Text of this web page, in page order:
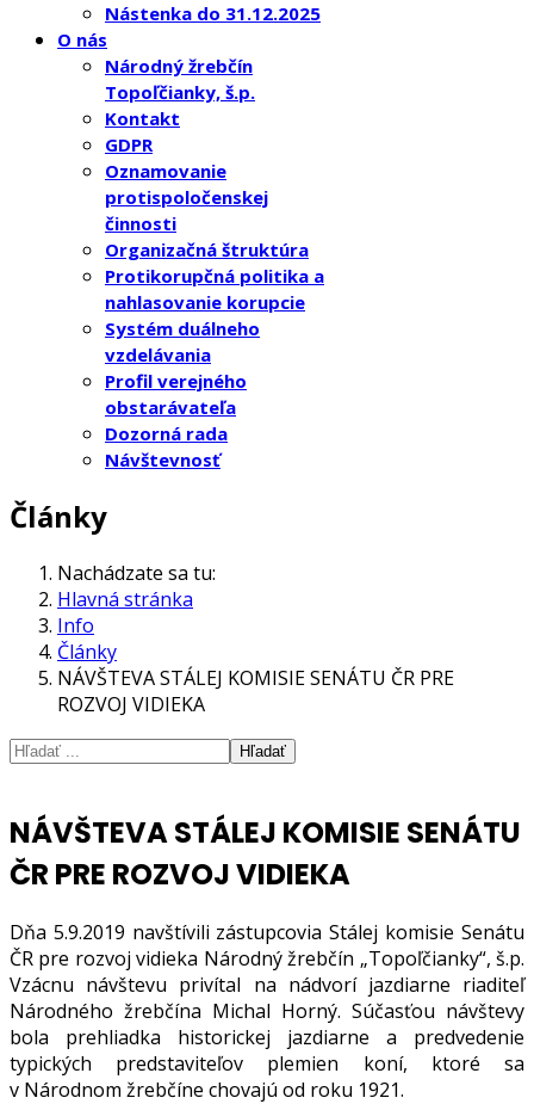
Nástenka do 31.12.2025
O nás
Národný žrebčín
Topoľčianky, š.p.
Kontakt
GDPR
Oznamovanie
protispoločenskej
činnosti
Organizačná štruktúra
Protikorupčná politika a
nahlasovanie korupcie
Systém duálneho
vzdelávania
Profil verejného
obstarávateľa
Dozorná rada
Návštevnosť
Články
Nachádzate sa tu:
Hlavná stránka
Info
Články
NÁVŠTEVA STÁLEJ KOMISIE SENÁTU ČR PRE
ROZVOJ VIDIEKA
Hľadať
NÁVŠTEVA STÁLEJ KOMISIE SENÁTU
ČR PRE ROZVOJ VIDIEKA
Dňa 5.9.2019 navštívili zástupcovia Stálej komisie Senátu
ČR pre rozvoj vidieka Národný žrebčín „Topoľčianky“, š.p.
Vzácnu návštevu privítal na nádvorí jazdiarne riaditeľ
Národného žrebčína Michal Horný. Súčasťou návštevy
bola prehliadka historickej jazdiarne a predvedenie
typických predstaviteľov plemien koní, ktoré sa
v Národnom žrebčíne chovajú od roku 1921.